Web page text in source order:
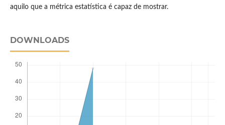
aquilo que a métrica estatística é capaz de mostrar.
DOWNLOADS